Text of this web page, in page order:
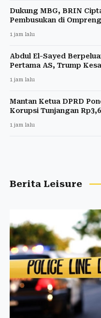
Dukung MBG, BRIN
Pembusukan di Ompreng
1 jam lalu
Abdul El-Sayed
Pertama AS, Trump
1 jam lalu
Mantan Ketua DPRD
Korupsi Tunjangan
1 jam lalu
Berita Leisure